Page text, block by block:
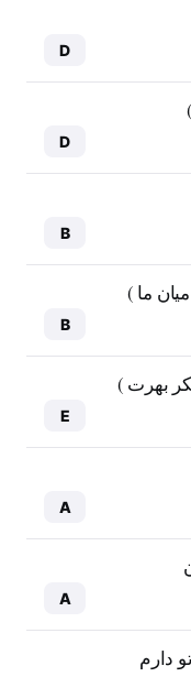
D
D
B
ما )
B
بهرت )
E
A
A
دارم